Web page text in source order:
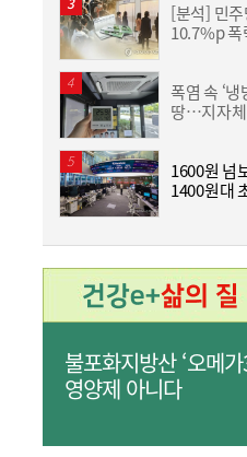
13:45
수도권매립지관리공사
동력 발굴 적임자 찾는다
13:35
신창재 “설계사 수수
정상화 계기”
[분석] 민
10.7%p 폭
폭염 속 ‘
땅…지자체
1600원 넘
1400원대
불포화지방산 ‘오메
영양제 아니다